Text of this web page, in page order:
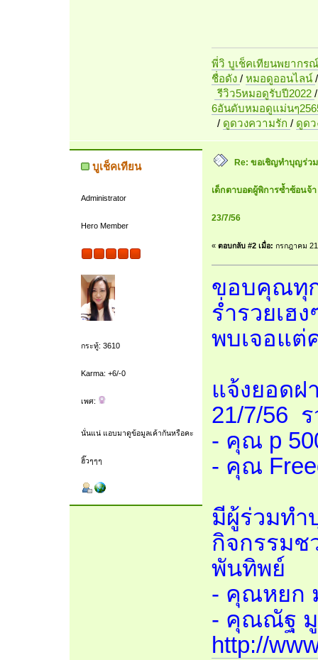
พี่วิ บูเช็คเทียนพยากร
ชื่อดัง / หมอดูออนไลน์
รีวิว5หมอดูรับปี2022
6อันดับหมอดูแม่นๆ
/ ดูดวงความรัก / ดูด
บูเช็คเทียน
Administrator
Hero Member
กระทู้: 3610
Karma: +6/-0
เพศ:
นั่นแน่ แอบมาดูข้อมูลเค้ากันหรือคะ
ฮิ๊วๆๆๆ
Re: ขอเชิญทำบุญร่ว
เด็กตาบอดผู้พิการซ้ำซ้อนจ้า
23/7/56
« ตอบกลับ #2 เมื่อ: กรกฎาคม
ขอบคุณทุ
ร่ำรวยเฮ
พบเจอแ
แจ้งยอด
21/7/56
- คุณ p
- คุณ
มีผู้ร่วมท
กิจกรรมช
พันทิพย์
- คุณหยก
- คุณณัฐ มู
http://